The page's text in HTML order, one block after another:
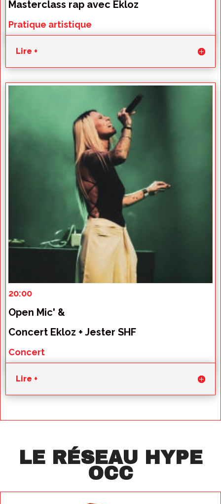
Masterclass rap avec Ekloz
Pratique artistique
Lire +
20:00
Open Mic' &
Concert Ekloz + Jester SHF
Concert
Lire +
LE RÉSEAU HYPE
OCC